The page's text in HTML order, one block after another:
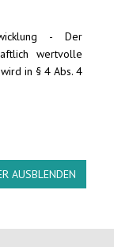
- Der
wertvolle
in § 4 Abs. 4
AUSBLENDEN